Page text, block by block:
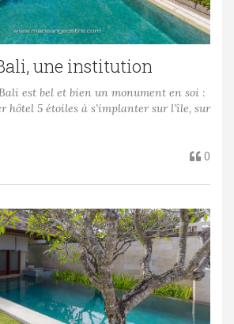
une institution
est bel et bien un monument en soi :
5 étoiles à s’implanter sur l’île, sur
0